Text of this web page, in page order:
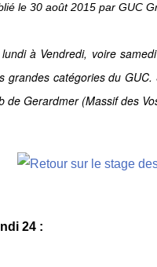
le 30 août 2015 par GUC
à Vendredi, voire
grandes catégories du
de Gerardmer (Massif des
24 :